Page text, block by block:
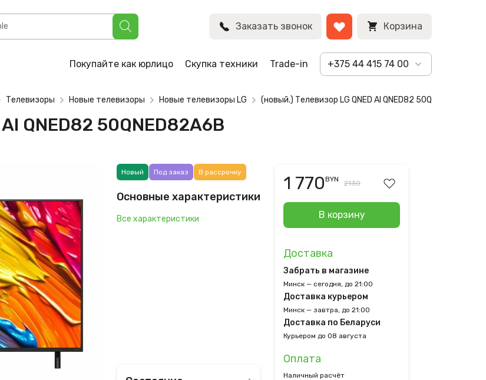
Заказать звонок Корзина
Покупайте как юрлицо Скупка техники Trade-in +375 44 415 74 00
BYN
Телевизоры Новые телевизоры Новые телевизоры LG (новый.) Телевизор LG QNED AI QNED82 50QNED82A6B
QNED82 50QNED82A6B
Новый Под заказ В рассрочку
Основные характеристики
Все характеристики
1 770BYN 2130
В корзину
Доставка
Забрать в магазине
Минск — сегодня, до 21:00
Доставка курьером
Минск — завтра, до 21:00
Доставка по Беларуси
Курьером до 08 августа
Оплата
Наличный расчёт